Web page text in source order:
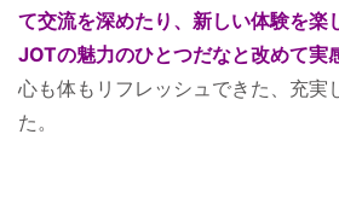
て交流を深めたり、新しい体験を楽
JOTの魅力のひとつだなと改めて実
心も体もリフレッシュできた、充実
た。